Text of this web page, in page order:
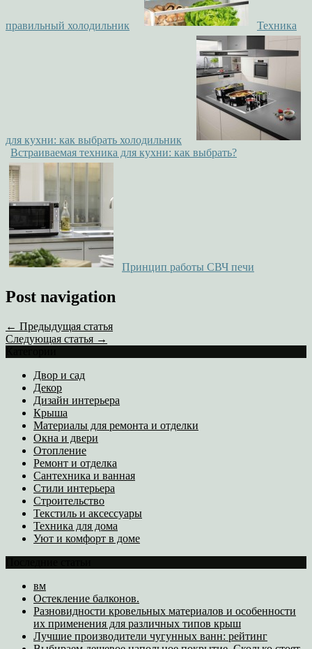
правильный холодильник Техника
для кухни: как выбрать холодильник
Встраиваемая техника для кухни: как выбрать?
Принцип работы СВЧ печи
Post navigation
← Предыдущая статья
Следующая статья →
Двор и сад
Декор
Дизайн интерьера
Крыша
Материалы для ремонта и отделки
Окна и двери
Отопление
Ремонт и отделка
Сантехника и ванная
Стили интерьера
Строительство
Текстиль и аксессуары
Техника для дома
Уют и комфорт в доме
вм
Остекление балконов.
Разновидности кровельных материалов и особенности
их применения для различных типов крыш
Лучшие производители чугунных ванн: рейтинг